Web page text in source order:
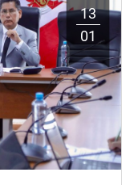
13
01